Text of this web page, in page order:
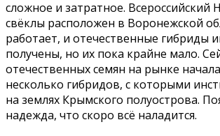
сложное и затратное. Всероссийский
свёклы расположен в Воронежской
работает, и отечественные гибриды
получены, но их пока крайне мало.
отечественных семян на рынке
несколько гибридов, с которыми
на землях Крымского полуострова.
надежда, что скоро всё наладится.